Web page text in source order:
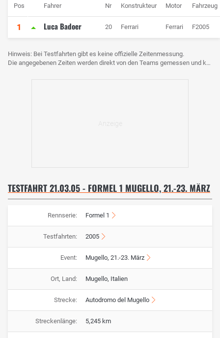
Pos Fahrer Nr Konstrukteur Motor Fahrzeug
1 Luca Badoer 20 Ferrari Ferrari F2005
Hinweis: Bei Testfahrten gibt es keine offizielle Zeitenmessung.
Die angegebenen Zeiten werden direkt von den Teams gemessen und können voneinander abweichen.
TESTFAHRT 21.03.05 - FORMEL 1 MUGELLO, 21.-23. MÄRZ
Rennserie: Formel 1
Testfahrten: 2005
Event: Mugello, 21.-23. März
Ort, Land: Mugello, Italien
Strecke: Autodromo del Mugello
Streckenlänge: 5,245 km